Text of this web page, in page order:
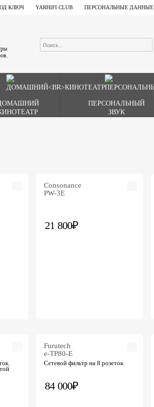
КЛЮЧ YARHIFI CLUB ПЕРСОНАЛЬНЫЕ ДАННЫЕ
ПЕРСОНАЛЬНЫЙ
ЗВУК
Consonance
PW-3E
21 800₽
Furutech
e-TP80-E
Сетевой фильтр на 8 розеток
84 000₽